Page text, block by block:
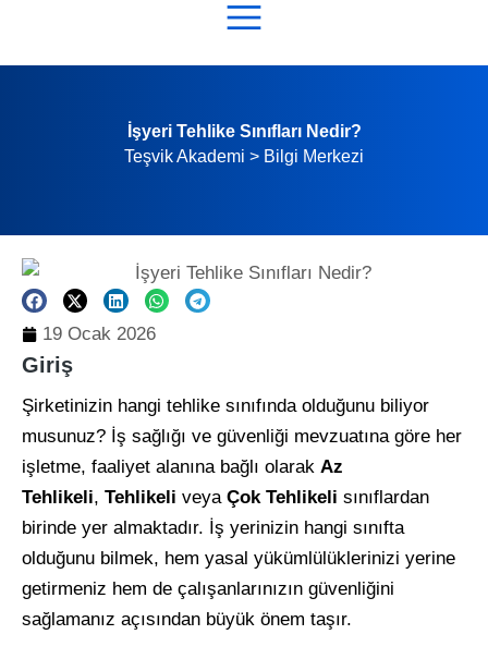
İşyeri Tehlike Sınıfları Nedir?
Teşvik Akademi > Bilgi Merkezi
19 Ocak 2026
Giriş
Şirketinizin hangi tehlike sınıfında olduğunu biliyor
musunuz? İş sağlığı ve güvenliği mevzuatına göre her
işletme, faaliyet alanına bağlı olarak Az
Tehlikeli, Tehlikeli veya Çok Tehlikeli sınıflardan
birinde yer almaktadır. İş yerinizin hangi sınıfta
olduğunu bilmek, hem yasal yükümlülüklerinizi yerine
getirmeniz hem de çalışanlarınızın güvenliğini
sağlamanız açısından büyük önem taşır.